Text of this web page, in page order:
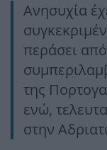
Ανησυχία
περάσει
της
ενώ,
στην